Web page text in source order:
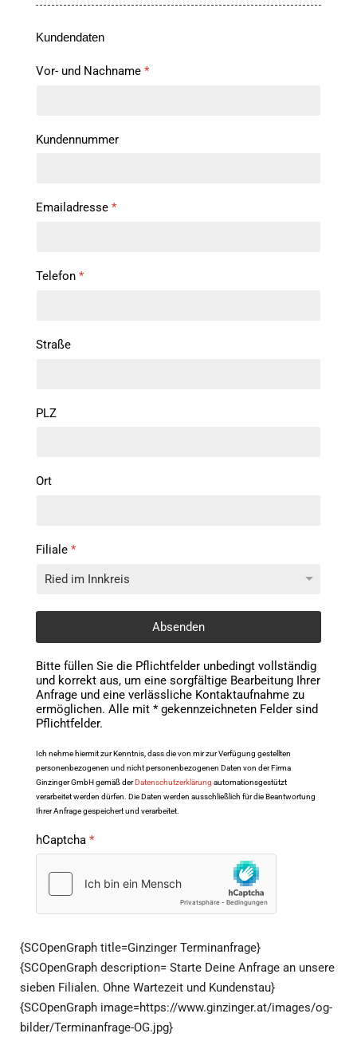
Kundendaten
Vor- und Nachname *
Kundennummer
Emailadresse *
Telefon *
Straße
PLZ
Ort
Filiale *
Absenden
Bitte füllen Sie die Pflichtfelder unbedingt vollständig
und korrekt aus, um eine sorgfältige Bearbeitung Ihrer
Anfrage und eine verlässliche Kontaktaufnahme zu
ermöglichen. Alle mit * gekennzeichneten Felder sind
Pflichtfelder.
Ich nehme hiermit zur Kenntnis, dass die von mir zur Verfügung gestellten
personenbezogenen und nicht personenbezogenen Daten von der Firma
Ginzinger GmbH gemäß derDatenschutzerklärung automationsgestützt
verarbeitet werden dürfen. Die Daten werden ausschließlich für die Beantwortung
Ihrer Anfrage gespeichert und verarbeitet.
hCaptcha *
{SCOpenGraph title=Ginzinger Terminanfrage}
{SCOpenGraph description= Starte Deine Anfrage an unsere
sieben Filialen. Ohne Wartezeit und Kundenstau}
{SCOpenGraph image=https://www.ginzinger.at/images/og-
bilder/Terminanfrage-OG.jpg}